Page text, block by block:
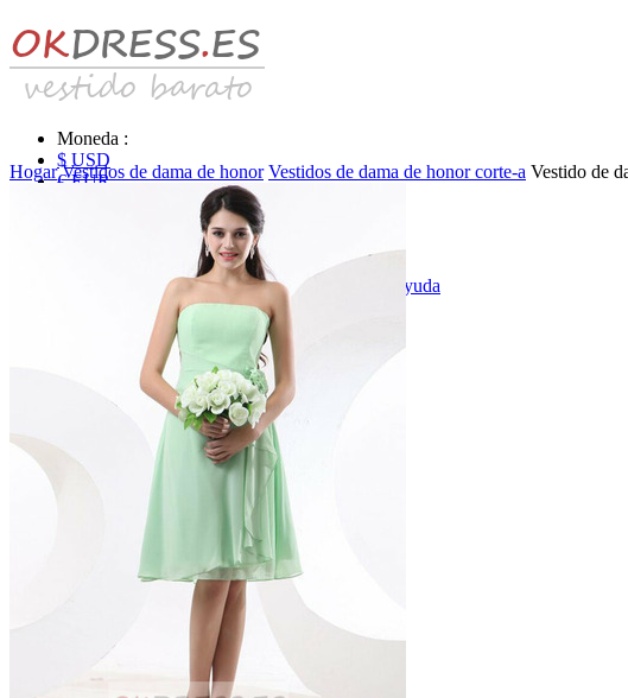
Moneda :
$ USD
€ EUR
Identificarse & Registrarse | Obtener la contraseña Ayuda
Vestidos de novia
Vestido de novia liquidación y venta
Vestidos de novia vendimia
Vestidos de novia 2023
Vestidos de novia sin tirantes
Vestidos de novia encaje
Vestidos de novia corte princesa
Hogar Vestidos de dama de honor Vestidos de dama de honor corte-a Vestido de